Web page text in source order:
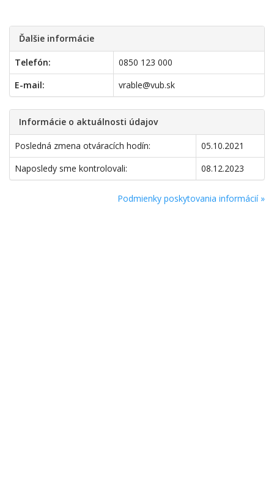
Ďalšie informácie
Telefón:
0850 123 000
E-mail:
vrable@vub.sk
Informácie o aktuálnosti údajov
Posledná zmena otváracích hodín:
05.10.2021
Naposledy sme kontrolovali:
08.12.2023
Podmienky poskytovania informácií »